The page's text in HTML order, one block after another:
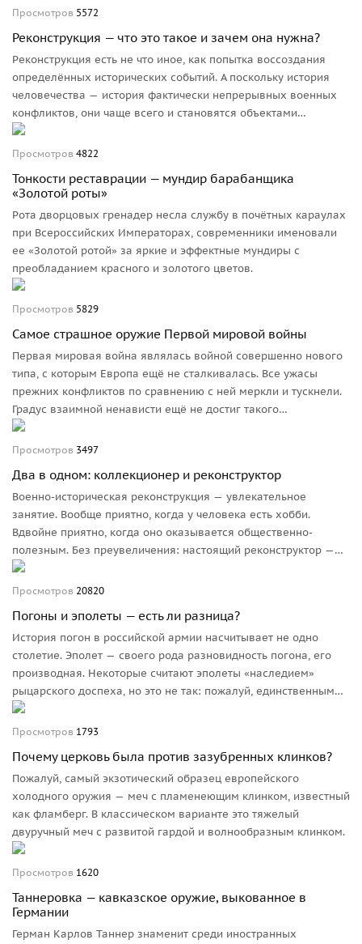
Просмотров 5572
Реконструкция — что это такое и зачем она нужна?
Реконструкция есть не что иное, как попытка воссоздания
определённых исторических событий. А поскольку история
человечества — история фактически непрерывных военных
конфликтов, они чаще всего и становятся объектами
внимания реконструкторов.
Просмотров 4822
Тонкости реставрации — мундир барабанщика
«Золотой роты»
Рота дворцовых гренадер несла службу в почётных караулах
при Всероссийских Императорах, современники именовали
ее «Золотой ротой» за яркие и эффектные мундиры с
преобладанием красного и золотого цветов.
Просмотров 5829
Самое страшное оружие Первой мировой войны
Первая мировая война являлась войной совершенно нового
типа, с которым Европа ещё не сталкивалась. Все ужасы
прежних конфликтов по сравнению с ней меркли и тускнели.
Градус взаимной ненависти ещё не достиг такого
предельного накала, как во Второй мировой, но... участники и
очевидцы впервые отмечали: на этой войне позволено всё.
Просмотров 3497
Два в одном: коллекционер и реконструктор
Военно-историческая реконструкция — увлекательное
занятие. Вообще приятно, когда у человека есть хобби.
Вдвойне приятно, когда оно оказывается общественно-
полезным. Без преувеличения: настоящий реконструктор —
это состояние души. Некоторые особенно увлечённые
граждане и живут-то полной жизнью только на мероприятии,
к нему.
Просмотров 20820
Погоны и эполеты — есть ли разница?
История погон в российской армии насчитывает не одно
столетие. Эполет — своего рода разновидность погона, его
производная. Некоторые считают эполеты «наследием»
рыцарского доспеха, но это не так: пожалуй, единственным
элементом, ведущим свою родословную от части доспеха
(хотя и в несколько изменённом виде) можно считать
Просмотров 1793
Почему церковь была против зазубренных клинков?
Пожалуй, самый экзотический образец европейского
холодного оружия — меч с пламенеющим клинком, известный
как фламберг. В классическом варианте это тяжелый
двуручный меч с развитой гардой и волнообразным клинком.
Просмотров 1620
Таннеровка — кавказское оружие, выкованное в
Германии
Герман Карлов Таннер знаменит среди иностранных